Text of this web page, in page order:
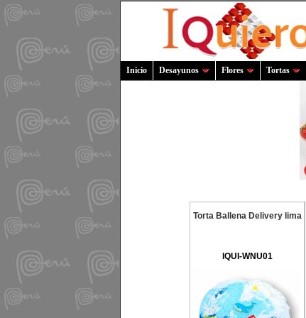
Inicio Desayunos Flores Tortas
Torta Ballena Delivery lima
IQUI-WNU01